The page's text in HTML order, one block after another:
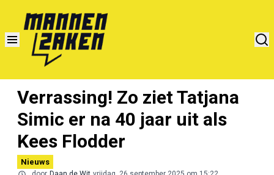
Verrassing! Zo ziet Tatjana
Simic er na 40 jaar uit als
Kees Flodder
Nieuws